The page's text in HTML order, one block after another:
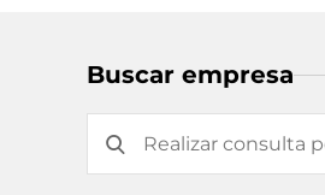
Buscar empresa